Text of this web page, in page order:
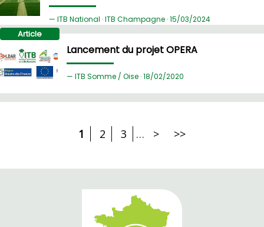
ITB National · ITB Champagne ·15/03/2024
Article
Lancement du projet OPERA
ITB Somme / Oise ·18/02/2020
1 2 3 … > >>